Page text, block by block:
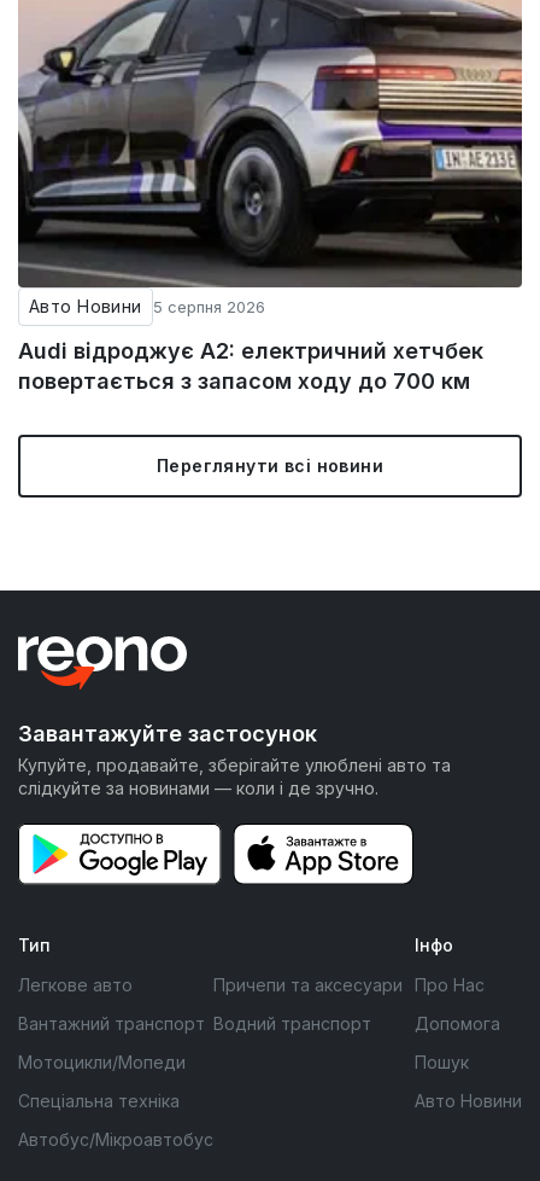
Авто Новини 5 серпня 2026
Audi відроджує A2: електричний хетчбек
повертається з запасом ходу до 700 км
Переглянути всі новини
Завантажуйте застосунок
Купуйте, продавайте, зберігайте улюблені авто та
слідкуйте за новинами — коли і де зручно.
Тип
Легкове авто
Вантажний транспорт
Мотоцикли/Мопеди
Спеціальна техніка
Автобус/Мікроавтобус
Причепи та аксесуари
Водний транспорт
Інфо
Про Нас
Допомога
Пошук
Авто Новини